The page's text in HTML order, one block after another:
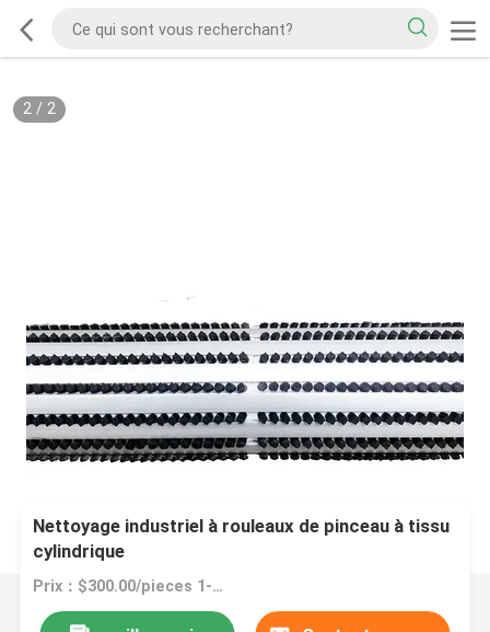
2/ 2
Nettoyage industriel à rouleaux de pinceau à tissu
cylindrique
Prix：$300.00/pieces 1-9 pieces